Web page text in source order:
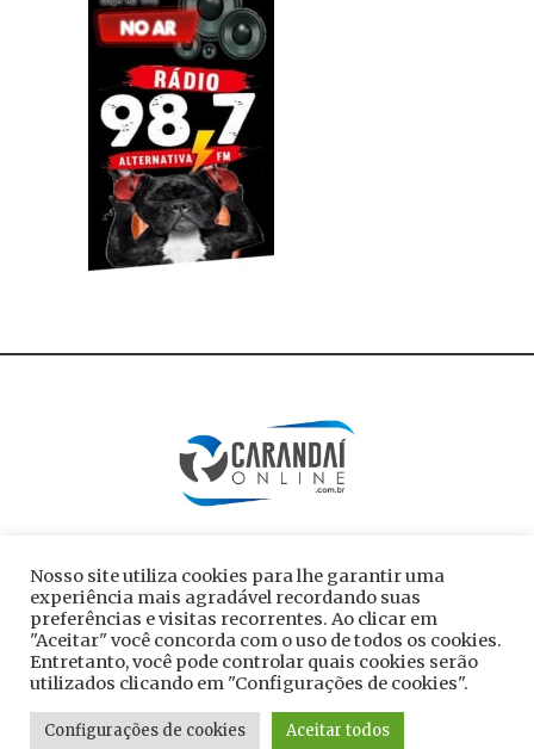
Todos os direitos reservados ao site
carandaionline.com.br
Nosso site utiliza cookies para lhe garantir uma
experiência mais agradável recordando suas
preferências e visitas recorrentes. Ao clicar em
"Aceitar" você concorda com o uso de todos os cookies.
Entretanto, você pode controlar quais cookies serão
utilizados clicando em "Configurações de cookies".
Configurações de cookies Aceitar todos